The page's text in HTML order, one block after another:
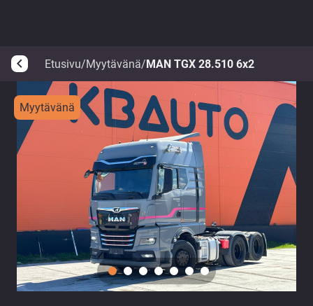
arrow_back_ios Etusivu/Myytävänä/MAN TGX 28.510 6x2
Myytävänä